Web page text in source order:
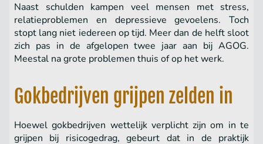
Naast schulden kampen veel mensen met stress,
relatieproblemen en depressieve gevoelens. Toch
stopt lang niet iedereen op tijd. Meer dan de helft sloot
zich pas in de afgelopen twee jaar aan bij AGOG.
Meestal na grote problemen thuis of op het werk.
Gokbedrijven grijpen zelden in
Hoewel gokbedrijven wettelijk verplicht zijn om in te
grijpen bij risicogedrag, gebeurt dat in de praktijk